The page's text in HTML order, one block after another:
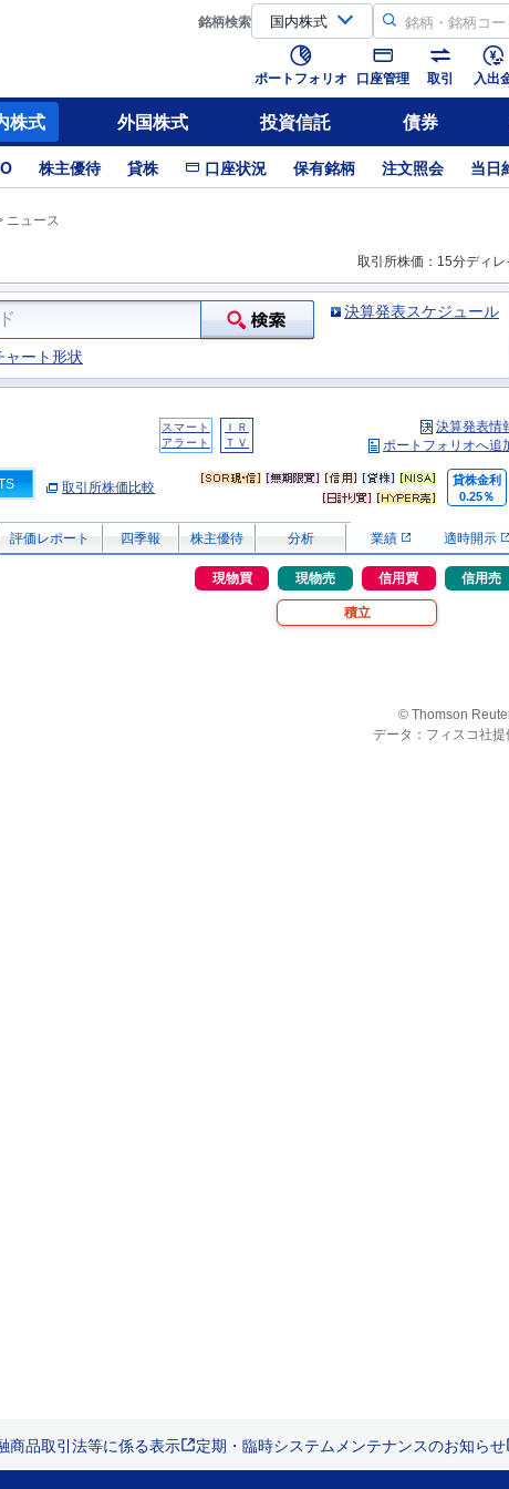
銘柄検索
ポートフォリオ 口座管理 取引 入出
株式 外国株式 投資信託 債券
株主優待 貸株 口座状況 保有銘柄 注文照会 当日
ニュース
取引所株価：15分ディレ
決算発表スケジュール
ャート形状
スマート
アラート
ＩＲ
ＴＶ
決算発表情
ポートフォリオへ追
取引所株価比較
貸株金利
0.25％
評価レポート 四季報 株主優待 分析 業績 適時開示
現物買 現物売 信用買 信用売
積立
© Thomson
データ：フィスコ社提
商品取引法等に係る表示 定期・臨時システムメンテナンスのお知らせ